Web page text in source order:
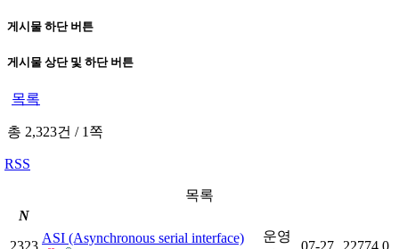
게시물 하단 버튼
게시물 상단 및 하단 버튼
목록
총 2,323건 /1쪽
RSS
목록
N
ASI (Asynchronous serial interface)
운영